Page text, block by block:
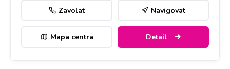
Zavolat Navigovat
Mapa centra Detail